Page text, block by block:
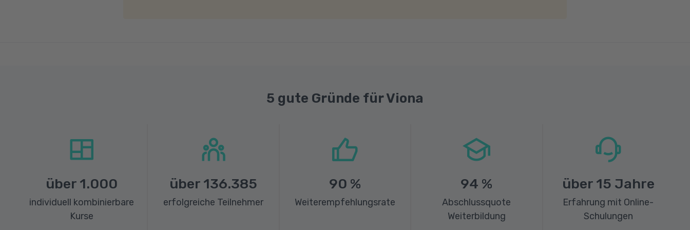
5 gute Gründe für Viona
über 1.000
individuell kombinierbare
Kurse
über 136.385
erfolgreiche Teilnehmer
90 %
Weiterempfehlungsrate
94 %
Abschlussquote
Weiterbildung
über 15 Jahre
Erfahrung mit Online-
Schulungen